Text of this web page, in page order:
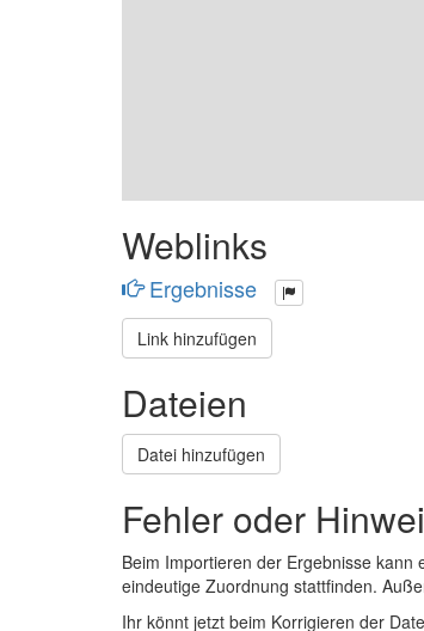
Weblinks
Ergebnisse
Link hinzufügen
Dateien
Datei hinzufügen
Fehler oder
Beim Importieren der Ergebnisse
eindeutige Zuordnung stattfinden.
Ihr könnt jetzt beim Korrigieren der